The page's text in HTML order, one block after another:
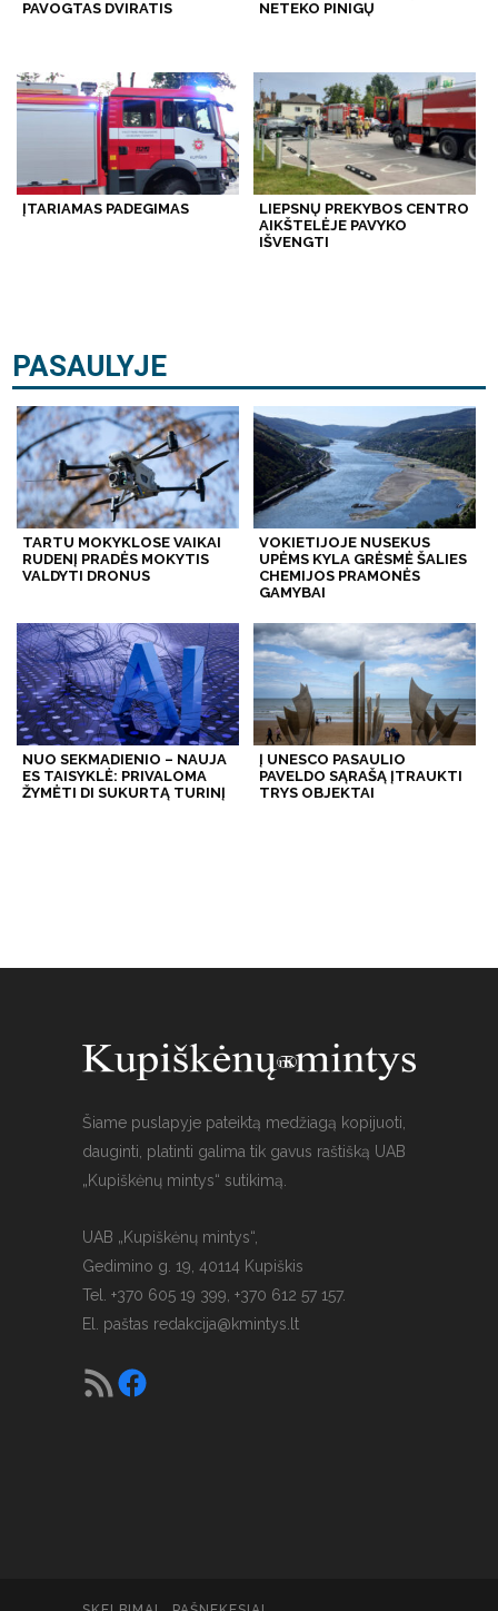
PAVOGTAS DVIRATIS
NETEKO PINIGŲ
ĮTARIAMAS PADEGIMAS
LIEPSNŲ PREKYBOS CENTRO
AIKŠTELĖJE PAVYKO
IŠVENGTI
PASAULYJE
TARTU MOKYKLOSE VAIKAI
RUDENĮ PRADĖS MOKYTIS
VALDYTI DRONUS
VOKIETIJOJE NUSEKUS
UPĖMS KYLA GRĖSMĖ ŠALIES
CHEMIJOS PRAMONĖS
GAMYBAI
NUO SEKMADIENIO – NAUJA
ES TAISYKLĖ: PRIVALOMA
ŽYMĖTI DI SUKURTĄ TURINĮ
Į UNESCO PASAULIO
PAVELDO SĄRAŠĄ ĮTRAUKTI
TRYS OBJEKTAI
Šiame puslapyje pateiktą medžiagą kopijuoti,
dauginti, platinti galima tik gavus raštišką UAB
„Kupiškėnų mintys“ sutikimą.
UAB „Kupiškėnų mintys“,
Gedimino g. 19, 40114 Kupiškis
Tel. +370 605 19 399, +370 612 57 157.
El. paštas redakcija@kmintys.lt